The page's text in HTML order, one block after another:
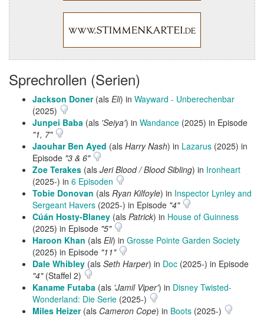
Sprechrollen (Serien)
Jackson Doner(als Eli) in Wayward - Unberechenbar
(2025)
Junpei Baba (als 'Seiya') in Wandance (2025) in Episode
"1, 7"
Jaouhar Ben Ayed (als Harry Nash) in Lazarus (2025) in
Episode "3 & 6"
Zoe Terakes (als Jeri Blood / Blood Sibling) in Ironheart
(2025-) in 6 Episoden
Tobie Donovan (als Ryan Kilfoyle) in Inspector Lynley and
Sergeant Havers (2025-) in Episode "4"
Cúán Hosty-Blaney (als Patrick) in House of Guinness
(2025) in Episode "5"
Haroon Khan (als Eli) in Grosse Pointe Garden Society
(2025) in Episode "11"
Dale Whibley (als Seth Harper) in Doc (2025-) in Episode
"4"(Staffel 2)
Kaname Futaba (als 'Jamil Viper') in Disney Twisted-
Wonderland: Die Serie (2025-)
Miles Heizer(als Cameron Cope) in Boots (2025-)